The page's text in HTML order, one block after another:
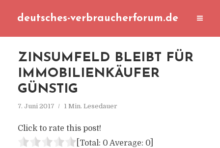
deutsches-verbraucherforum.de
ZINSUMFELD BLEIBT FÜR
IMMOBILIENKÄUFER
GÜNSTIG
7. Juni 2017 1 Min. Lesedauer
Click to rate this post!
[Total: 0 Average: 0]